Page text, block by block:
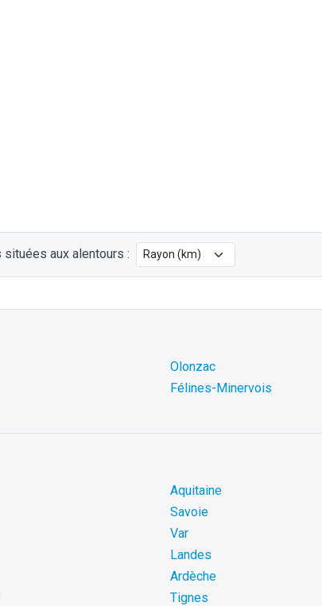
aux alentours :
Olonzac
Félines-Minervois
Aquitaine
Savoie
Var
Landes
Ardèche
Tignes